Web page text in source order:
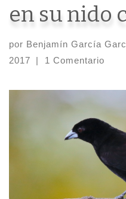
en su nido
por Benjamín García
2017
| 1 Comentario